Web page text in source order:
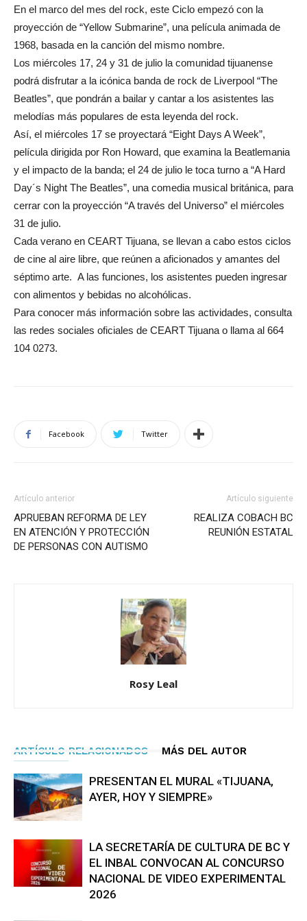
En el marco del mes del rock, este Ciclo empezó con la
proyección de “Yellow Submarine”, una película animada de
1968, basada en la canción del mismo nombre.
Los miércoles 17, 24 y 31 de julio la comunidad tijuanense
podrá disfrutar a la icónica banda de rock de Liverpool “The
Beatles”, que pondrán a bailar y cantar a los asistentes las
melodías más populares de esta leyenda del rock.
Así, el miércoles 17 se proyectará “Eight Days A Week”,
película dirigida por Ron Howard, que examina la Beatlemania
y el impacto de la banda; el 24 de julio le toca turno a “A Hard
Day´s Night The Beatles”, una comedia musical británica, para
cerrar con la proyección “A través del Universo” el miércoles
31 de julio.
Cada verano en CEART Tijuana, se llevan a cabo estos ciclos
de cine al aire libre, que reúnen a aficionados y amantes del
séptimo arte. A las funciones, los asistentes pueden ingresar
con alimentos y bebidas no alcohólicas.
Para conocer más información sobre las actividades, consulta
las redes sociales oficiales de CEART Tijuana o llama al 664
104 0273.
Facebook Twitter
Artículo anterior
APRUEBAN REFORMA DE LEY
EN ATENCIÓN Y PROTECCIÓN
DE PERSONAS CON AUTISMO
Artículo siguiente
REALIZA COBACH BC
REUNIÓN ESTATAL
Rosy Leal
ARTÍCULO RELACIONADOS MÁS DEL AUTOR
PRESENTAN EL MURAL «TIJUANA,
AYER, HOY Y SIEMPRE»
LA SECRETARÍA DE CULTURA DE BC Y
EL INBAL CONVOCAN AL CONCURSO
NACIONAL DE VIDEO EXPERIMENTAL
2026